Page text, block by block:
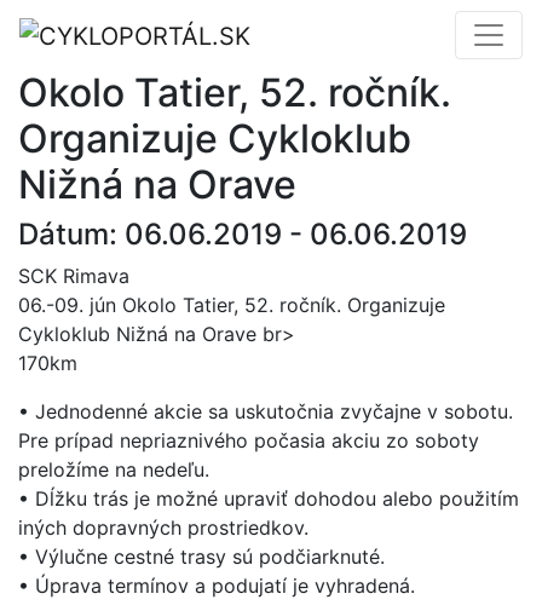
Okolo Tatier, 52. ročník.
Organizuje Cykloklub
Nižná na Orave
Dátum: 06.06.2019 - 06.06.2019
SCK Rimava
06.-09. jún Okolo Tatier, 52. ročník. Organizuje
Cykloklub Nižná na Orave br>
170km
• Jednodenné akcie sa uskutočnia zvyčajne v sobotu.
Pre prípad nepriaznivého počasia akciu zo soboty
preložíme na nedeľu.
• Dĺžku trás je možné upraviť dohodou alebo použitím
iných dopravných prostriedkov.
• Výlučne cestné trasy sú podčiarknuté.
• Úprava termínov a podujatí je vyhradená.